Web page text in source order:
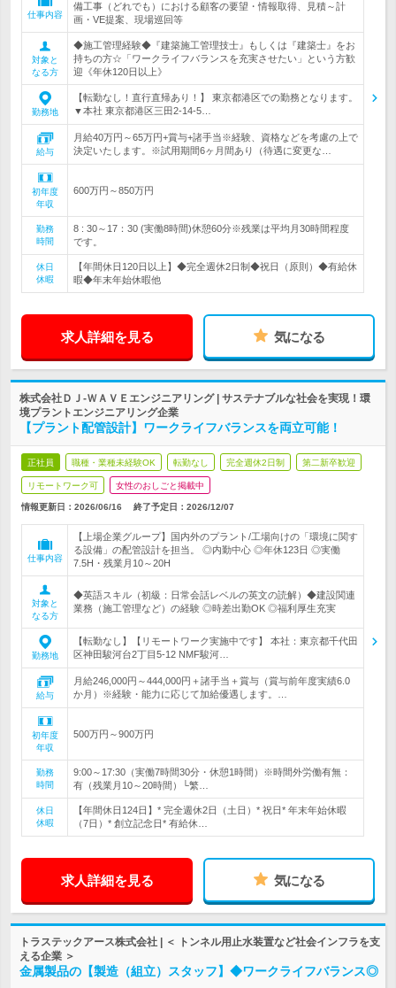
仕事内容
備工事（どれでも）における顧客の要望・情報取得、見積～計
画・VE提案、現場巡回等
対象と
なる方
◆施工管理経験◆『建築施工管理技士』もしくは『建築士』をお
持ちの方☆「ワークライフバランスを充実させたい」という方歓
迎《年休120日以上》
勤務地
【転勤なし！直行直帰あり！】 東京都港区での勤務となります。
▼本社 東京都港区三田2-14-5…
給与
月給40万円～65万円+賞与+諸手当※経験、資格などを考慮の上で
決定いたします。※試用期間6ヶ月間あり（待遇に変更な…
初年度
年収
600万円～850万円
勤務
時間
8 : 30～17：30 (実働8時間)休憩60分※残業は平均月30時間程度
です。
休日
休暇
【年間休日120日以上】◆完全週休2日制◆祝日（原則）◆有給休
暇◆年末年始休暇他
求人詳細を見る 気になる
株式会社ＤＪ‐ＷＡＶＥエンジニアリング | サステナブルな社会を実現！環
境プラントエンジニアリング企業
【プラント配管設計】ワークライフバランスを両立可能！
正社員 職種・業種未経験OK 転勤なし 完全週休2日制 第二新卒歓迎
リモートワーク可 女性のおしごと掲載中
情報更新日：2026/06/16 終了予定日： 2026/12/07
仕事内容
【上場企業グループ】国内外のプラント/工場向けの「環境に関す
る設備」の配管設計を担当。 ◎内勤中心 ◎年休123日 ◎実働
7.5H・残業月10～20H
対象と
なる方
◆英語スキル（初級：日常会話レベルの英文の読解）◆建設関連
業務（施工管理など）の経験 ◎時差出勤OK ◎福利厚生充実
勤務地
【転勤なし】【リモートワーク実施中です】 本社：東京都千代田
区神田駿河台2丁目5-12 NMF駿河…
給与
月給246,000円～444,000円＋諸手当＋賞与（賞与前年度実績6.0
か月）※経験・能力に応じて加給優遇します。…
初年度
年収
500万円～900万円
勤務
時間
9:00～17:30（実働7時間30分・休憩1時間）※時間外労働有無：
有（残業月10～20時間）└繁…
休日
休暇
【年間休日124日】* 完全週休2日（土日）* 祝日* 年末年始休暇
（7日）* 創立記念日* 有給休…
求人詳細を見る 気になる
トラステックアース株式会社 | ＜ トンネル用止水装置など社会インフラを支
える企業 ＞
金属製品の【製造（組立）スタッフ】◆ワークライフバランス◎